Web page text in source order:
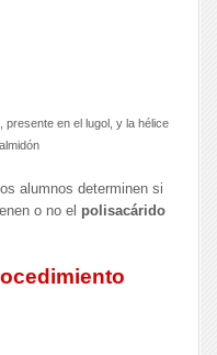
presente en el lugol, y la hélice
alumnos determinen si
o no el polisacárido